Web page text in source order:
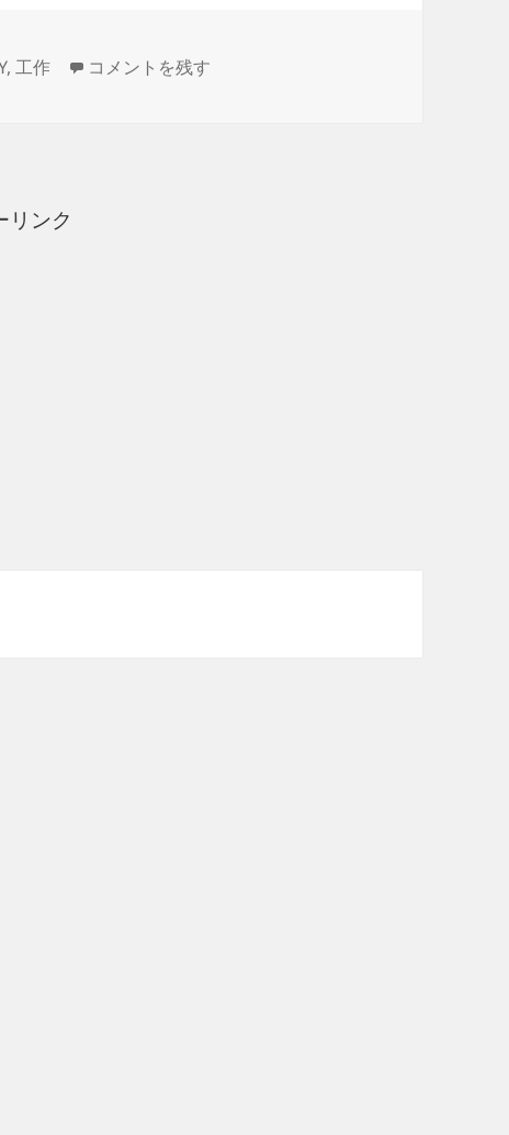
,工作 塗装ブースをコンクリートパネルで自作（１３日目
コメントを残す
リンク